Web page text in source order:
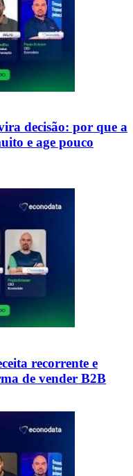
decisão: por que a
e age pouco
recorrente e
de vender B2B